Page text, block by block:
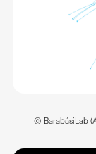
© BarabásiLab